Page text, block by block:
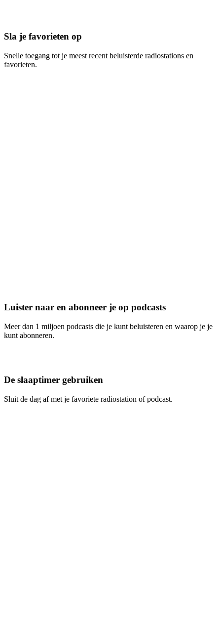
Sla je favorieten op
Snelle toegang tot je meest recent beluisterde radiostations en
favorieten.
Luister naar en abonneer je op podcasts
Meer dan 1 miljoen podcasts die je kunt beluisteren en waarop je je
kunt abonneren.
De slaaptimer gebruiken
Sluit de dag af met je favoriete radiostation of podcast.